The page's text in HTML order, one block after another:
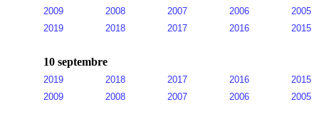
2009 2008 2007 2006
2005
2019
2018 2017 2016 2015
10 septembre
2019 2018 2017 2016
2015
2009
2008 2007 2006 2005